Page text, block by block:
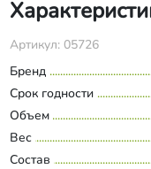
Артикул: 05726
Бренд
Срок годности
Объем
Вес
Состав